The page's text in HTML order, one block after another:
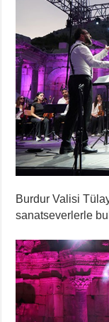
Burdur Valisi
sanatseverlerle